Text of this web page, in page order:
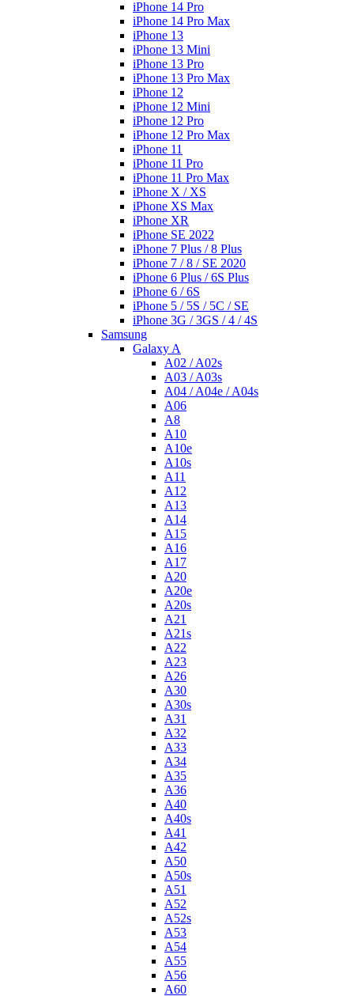
iPhone 14 Pro
iPhone 14 Pro Max
iPhone 13
iPhone 13 Mini
iPhone 13 Pro
iPhone 13 Pro Max
iPhone 12
iPhone 12 Mini
iPhone 12 Pro
iPhone 12 Pro Max
iPhone 11
iPhone 11 Pro
iPhone 11 Pro Max
iPhone X / XS
iPhone XS Max
iPhone XR
iPhone SE 2022
iPhone 7 Plus / 8 Plus
iPhone 7 / 8 / SE 2020
iPhone 6 Plus / 6S Plus
iPhone 6 / 6S
iPhone 5 / 5S / 5C / SE
iPhone 3G / 3GS / 4 / 4S
Samsung
Galaxy A
A02 / A02s
A03 / A03s
A04 / A04e / A04s
A06
A8
A10
A10e
A10s
A11
A12
A13
A14
A15
A16
A17
A20
A20e
A20s
A21
A21s
A22
A23
A26
A30
A30s
A31
A32
A33
A34
A35
A36
A40
A40s
A41
A42
A50
A50s
A51
A52
A52s
A53
A54
A55
A56
A60